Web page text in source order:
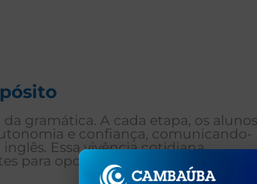
gramática. A cada etapa, os alunos
e confiança, comunicando-
Essa vivência cotidiana
para oportunidades no Brasil e no